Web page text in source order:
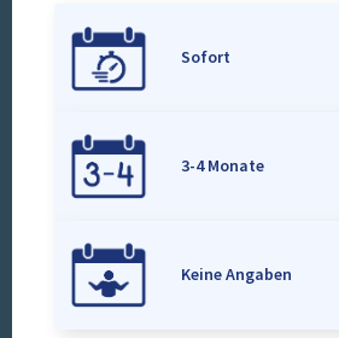
Sofort
3-4 Monate
Keine Angaben